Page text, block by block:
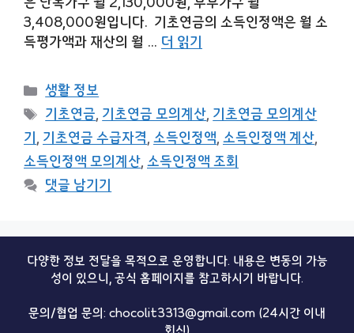
3,408,000원입니다. 기초연금의 소득인정액은 월 소
득평가액과 재산의 월 … 더 읽기
카
테
고
리
생활 정보
태
그
기초연금, 기초연금 모의계산, 기초연금 모의계산
기, 기초연금 수급자격, 소득인정액, 소득인정액 계산,
소득인정액 모의계산, 소득인정액 조회
댓글 남기기
다양한 정보 전달을 목적으로 운영합니다. 내용은 변동의 가능
성이 있으니, 공식 홈페이지를 참고하시기 바랍니다.
문의/협업 문의: chocolit3313@gmail.com (24시간 이내